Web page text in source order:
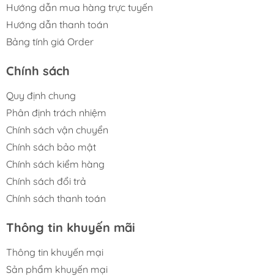
Hướng dẫn mua hàng trực tuyến
Hướng dẫn thanh toán
Bảng tính giá Order
Chính sách
Quy định chung
Phân định trách nhiệm
Chính sách vận chuyển
Chính sách bảo mật
Chính sách kiểm hàng
Chính sách đổi trả
Chính sách thanh toán
Thông tin khuyến mãi
Thông tin khuyến mại
Sản phẩm khuyến mại